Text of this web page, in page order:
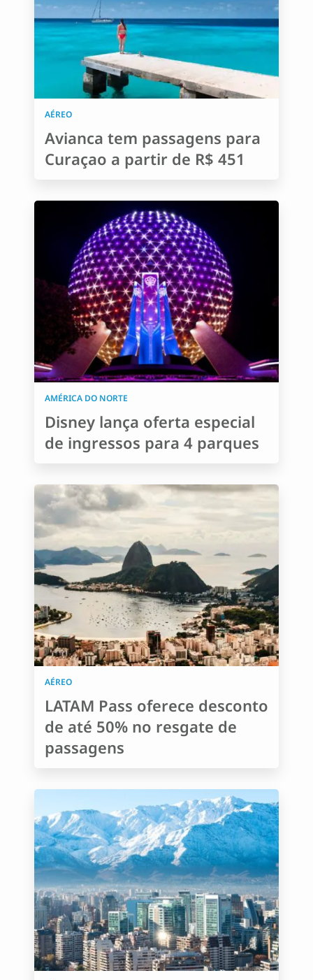
AÉREO
Avianca tem passagens para
Curaçao a partir de R$ 451
AMÉRICA DO NORTE
Disney lança oferta especial
de ingressos para 4 parques
AÉREO
LATAM Pass oferece desconto
de até 50% no resgate de
passagens